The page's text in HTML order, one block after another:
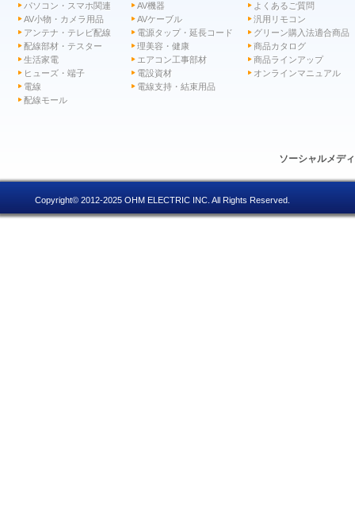
パソコン・スマホ関連
AV機器
AV小物・カメラ用品
AVケーブル
アンテナ・テレビ配線
電源タップ・延長コード
配線部材・テスター
理美容・健康
生活家電
エアコン工事部材
ヒューズ・端子
電設資材
電線
電線支持・結束用品
配線モール
よくあるご質問
汎用リモコン
グリーン購入法適合商品
商品カタログ
商品ラインアップ
オンラインマニュアル
ソーシャルメデ
Copyright© 2012-2025 OHM ELECTRIC INC. All Rights Reserved.